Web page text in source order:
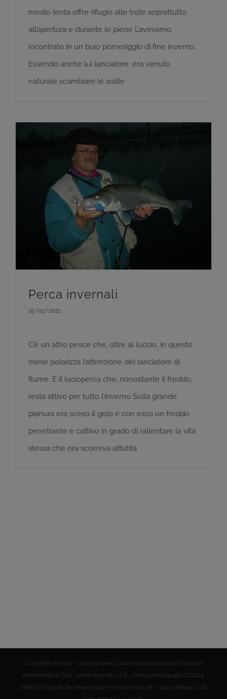
medio lenta offre rifugio alle trote soprattutto
all’apertura e durante le piene L’avevamo
incontrato in un buio pomeriggio di fine inverno.
Essendo anche lui lanciatore, era venuto
naturale scambiare le solite
Perca invernali
15/02/2021
C’è un altro pesce che, oltre al luccio, in questo
mese polarizza l’attenzione del lanciatore di
fiume. È il lucioperca che, nonostante il freddo,
resta attivo per tutto l’inverno Sulla grande
pianura era sceso il gelo e con esso un freddo
penetrante e cattivo in grado di rallentare la vita
stessa che ora scorreva attutita
Copyright © 2010 - 2023 Spinning Club Italia Associazione Sportiva
dilettantistica Tutti i diritti riservati - C.F. = P.Iva 07187640961 CODICE
UNIVOCO M5UXCR1 Sede legale in Via San Vito 18 - 20123 Milano COD.